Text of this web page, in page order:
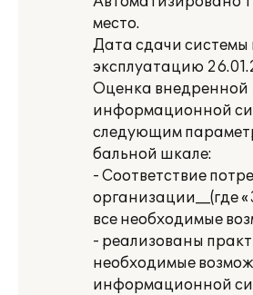
место.
Дата сдачи системы
эксплуатацию
Оценка внедренной
информационной
следующим
бальной шкале:
- Соответствие
организации__(где
все необходимые
- реализованы
необходимые
информационной